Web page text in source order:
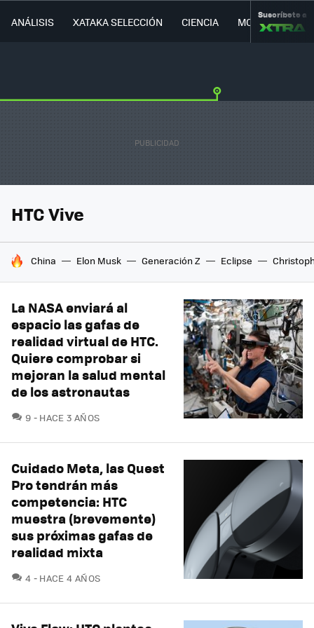
ANÁLISIS XATAKA SELECCIÓN CIENCIA MOVILIDAD
Suscríbete a
HTC Vive
HOY SE HABLA DE
China Elon Musk Generación Z Eclipse
La NASA enviará al
espacio las gafas de
realidad virtual de HTC.
Quiere comprobar si
mejoran la salud mental
de los astronautas
9 COMENTARIOS
HACE 3 AÑOS
Cuidado Meta, las Quest
Pro tendrán más
competencia: HTC
muestra (brevemente)
sus próximas gafas de
realidad mixta
4 COMENTARIOS
HACE 4 AÑOS